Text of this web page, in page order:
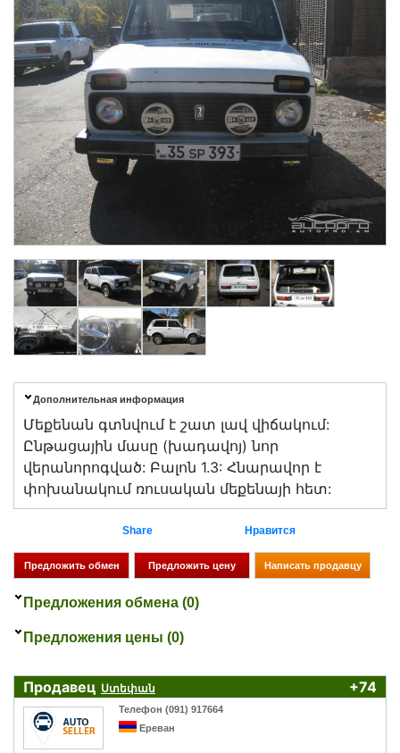
Дополнительная информация
Մեքենան գտնվում է շատ լավ վիճակում:
Ընթացային մասը (խադավոյ) նոր
վերանորոգված: Բալոն 1.3: Հնարավոր է
փոխանակում ռուսական մեքենայի հետ:
Share Нравится
Предложения обмена (0)
Предложения цены (0)
Продавец Ստեփան +74
Телефон (091) 917664
Ереван